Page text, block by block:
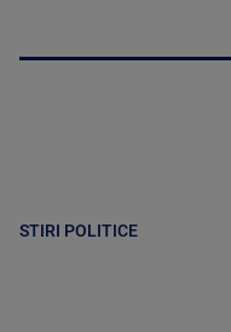
STIRI POLITICE